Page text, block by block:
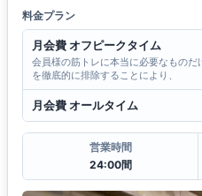
料金プラン
月会費 オフピークタイム
会員様の筋トレに本当に必要なものだ
を徹底的に排除することにより、
月会費 オールタイム
営業時間
24:00間